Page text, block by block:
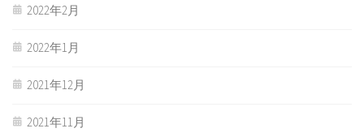
2022年2月
2022年1月
2021年12月
2021年11月